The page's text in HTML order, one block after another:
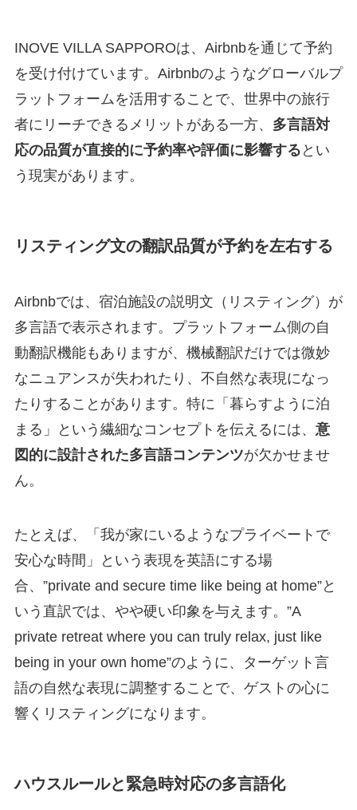
INOVE VILLA SAPPOROは、Airbnbを通じて予約
を受け付けています。Airbnbのようなグローバルプ
ラットフォームを活用することで、世界中の旅行
者にリーチできるメリットがある一方、 多言語対
応の品質が直接的に予約率や評価に影響する とい
う現実があります。
リスティング文の翻訳品質が予約を左右する
Airbnbでは、宿泊施設の説明文（リスティング）が
多言語で表示されます。プラットフォーム側の自
動翻訳機能もありますが、機械翻訳だけでは微妙
なニュアンスが失われたり、不自然な表現になっ
たりすることがあります。特に「暮らすように泊
まる」という繊細なコンセプトを伝えるには、 意
図的に設計された多言語コンテンツが欠かせませ
ん。
たとえば、「我が家にいるようなプライベートで
安心な時間」という表現を英語にする場
合、”private and secure time like being at home”と
いう直訳では、やや硬い印象を与えます。”A
private retreat where you can truly relax, just like
being in your own home”のように、ターゲット言
語の自然な表現に調整することで、ゲストの心に
響くリスティングになります。
ハウスルールと緊急時対応の多言語化